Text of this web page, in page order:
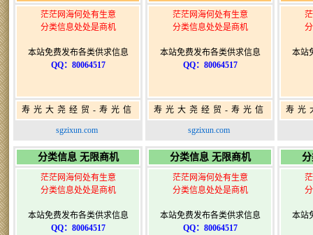
茫茫网海何处有生意
分类信息处处是商机
本站免费发布各类供求信息
QQ：80064517
寿光大尧经贸-寿光信
息网-免费信息发布网-
sgzixun.com
茫茫网海何处有生意
分类信息处处是商机
本站免费发布各类供求信息
QQ：80064517
寿光大尧经贸-寿光信
息网-免费信息发布网-
sgzixun.com
本站
寿光
分类信息 无限商机
茫茫网海何处有生意
分类信息处处是商机
本站免费发布各类供求信息
QQ：80064517
分类信息 无限商机
茫茫网海何处有生意
分类信息处处是商机
本站免费发布各类供求信息
QQ：80064517
本站